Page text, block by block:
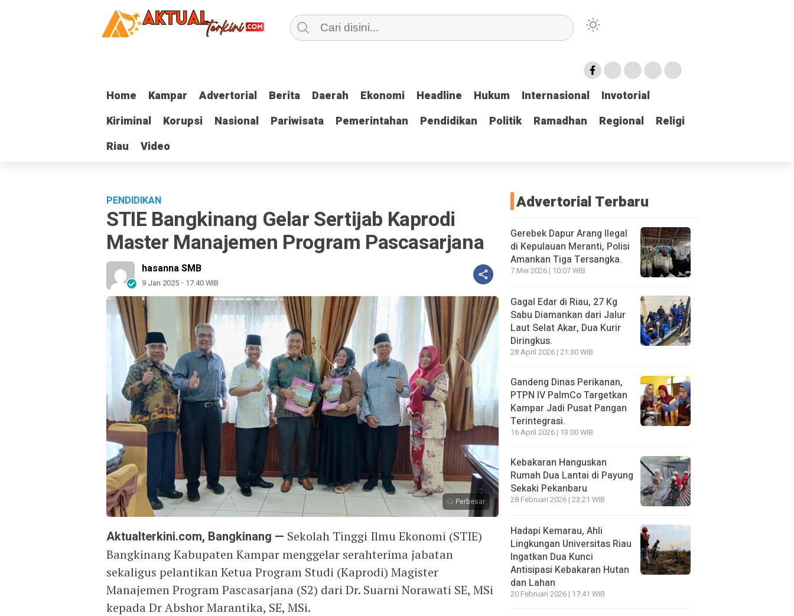
Home Kampar Advertorial Berita Daerah Ekonomi Headline Hukum Internasional
Invotorial
Kiriminal
Korupsi Nasional Pariwisata Pemerintahan Pendidikan Politik Ramadhan Regional
Religi
Riau
Video
Home Kampar Advertorial Berita Daerah Ekonomi Headline Hukum Internasional
Invotorial
Kiriminal
Korupsi Nasional Pariwisata Pemerintahan Pendidikan Politik Ramadhan Regional
Religi
Riau
Video
PENDIDIKAN
STIE Bangkinang Gelar Sertijab Kaprodi
Master Manajemen Program Pascasarjana
hasanna SMB
9 Jan 2025 - 17:40 WIB
Perbesar
Aktualterkini.com, Bangkinang — Sekolah Tinggi Ilmu Ekonomi (STIE)
Bangkinang Kabupaten Kampar menggelar serahterima jabatan
sekaligus pelantikan Ketua Program Studi (Kaprodi) Magister
Manajemen Program Pascasarjana (S2) dari Dr. Suarni Norawati SE, MSi
kepada Dr Abshor Marantika, SE, MSi.
Advertorial Terbaru
Gerebek Dapur Arang Ilegal
di Kepulauan Meranti, Polisi
Amankan Tiga Tersangka.
7 Mei 2026 | 10:07 WIB
Gagal Edar di Riau, 27 Kg
Sabu Diamankan dari Jalur
Laut Selat Akar, Dua Kurir
Diringkus.
28 April 2026 | 21:30 WIB
Gandeng Dinas Perikanan,
PTPN IV PalmCo Targetkan
Kampar Jadi Pusat Pangan
Terintegrasi.
16 April 2026 | 13:00 WIB
Kebakaran Hanguskan
Rumah Dua Lantai di Payung
Sekaki Pekanbaru
28 Februari 2026 | 23:21 WIB
Hadapi Kemarau, Ahli
Lingkungan Universitas Riau
Ingatkan Dua Kunci
Antisipasi Kebakaran Hutan
dan Lahan
20 Februari 2026 | 17:41 WIB